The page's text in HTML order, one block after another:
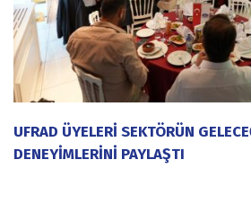
UFRAD ÜYELERİ SEKTÖRÜN
DENEYİMLERİNİ PAYLAŞTI